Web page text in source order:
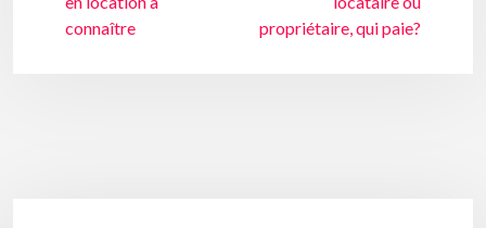
connaître
propriétaire, qui paie?